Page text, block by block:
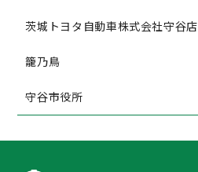
茨城トヨタ自動車株式会社守谷店
籠乃鳥
守谷市役所